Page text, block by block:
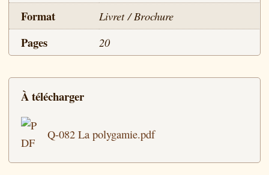
Format Livret / Brochure
Pages 20
À télécharger
Q-082 La polygamie.pdf